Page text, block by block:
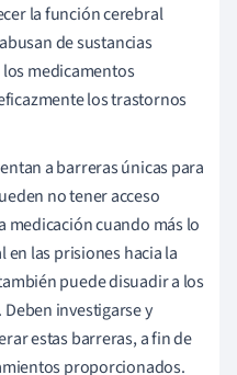
la función cerebral
de sustancias
medicamentos
los trastornos
a barreras únicas para
no tener acceso
medicación cuando más lo
en las prisiones hacia la
puede disuadir a los
investigarse y
estas barreras, a fin de
proporcionados.